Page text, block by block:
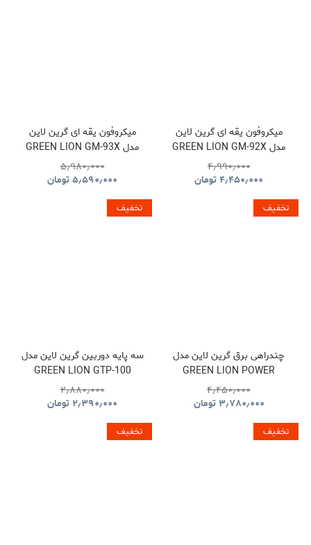
میکروفون یقه ای گرین لاین
مدل GREEN LION GM-92X
GNGM92XWMBK
۴٫۹۹۰٫۰۰۰
۴٫۴۵۰٫۰۰۰ تومان
میکروفون یقه ای گرین لاین
مدل GREEN LION GM-93X
GNGM93XMICBK
۵٫۹۸۰٫۰۰۰
۵٫۵۹۰٫۰۰۰تومان
تخفیف
چندراهی برق گرین لاین مدل
GREEN LION POWER
SOCKET GL-PS8A
GNPS7UPDUKBK
۴٫۴۵۰٫۰۰۰
۳٫۷۸۰٫۰۰۰ تومان
تخفیف
سه پایه دوربین گرین لاین مدل
GREEN LION GTP-100
GNTP100TRIBK
۲٫۸۸۰٫۰۰۰
۲٫۳۹۰٫۰۰۰ تومان
تخفیف تخفیف